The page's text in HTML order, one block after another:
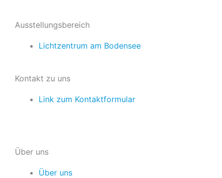
b
o
o
u
b
e
a
g
r
Ausstellungsbereich
Lichtzentrum am Bodensee
Kontakt zu uns
Link zum Kontaktformular
Über uns
Über uns